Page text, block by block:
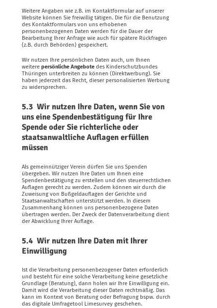
Weitere Angaben wie z.B. im Kontaktformular auf unserer
Website können Sie freiwillig tätigen. Die für die Benutzung
des Kontaktformulars von uns erhobenen
personenbezogenen Daten werden für die Dauer der
Bearbeitung Ihrer Anfrage wie auch für spätere Rückfragen
(z.B. durch Behörden) gespeichert.
Wir nutzen Ihre persönlichen Daten auch, um Ihnen
weitere persönliche Angebotedes Kinderschutzbundes
Thüringen unterbreiten zu können (Direktwerbung). Sie
haben jederzeit das Recht, dieser personalisierten Werbung
zu widersprechen.
5.3 Wir nutzen Ihre Daten, wenn Sie von
uns eine Spendenbestätigung für Ihre
Spende oder Sie richterliche oder
staatsanwaltliche Auflagen erfüllen
müssen
Als gemeinnütziger Verein dürfen Sie uns Spenden
übergeben. Wir nutzen Ihre Daten um Ihnen eine
Spendenbestätigung zu erstellen und den steuerrechtlichen
Auflagen gerecht zu werden. Zudem können wir durch die
Zuweisung von Bußgeldauflagen der Gerichte und
Staatsanwaltschaften unterstützt werden. In diesem
Zusammenhang können uns personenbezogene Daten
übertragen werden. Der Zweck der Datenverarbeitung dient
der Abwicklung Ihrer Auflage.
5.4 Wir nutzen Ihre Daten mit Ihrer
Einwilligung
Ist die Verarbeitung personenbezogener Daten erforderlich
und besteht für eine solche Verarbeitung keine gesetzliche
Grundlage (Beratung), dann holen wir Ihre Einwilligung ein.
Damit wird die Verarbeitung dieser Daten rechtmäßig. Das
kann im Kontext von Beratung oder Befragung bspw. durch
das digitale Umfragetool Limesurvey geschehen.